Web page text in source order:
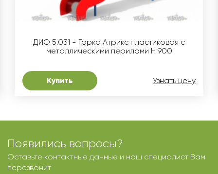
ДИО 5.031 - Горка Атрикс пластиковая с
металлическими перилами H 900
Купить Узнать цену
Появились вопросы?
Оставьте контактные данные и наш специалист Вам
перезвонит